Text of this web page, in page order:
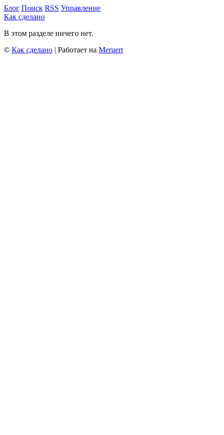
Блог Поиск RSS Управление
Как сделано
В этом разделе ничего нет.
© Как сделано | Работает на Meruert